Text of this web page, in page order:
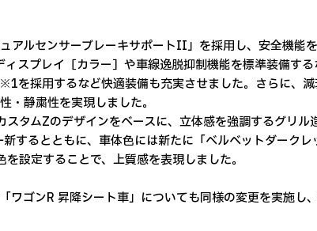
アルセンサーブレーキサポートII」を採用し、安全機能
スプレイ［カラー］や車線逸脱抑制機能を標準装備する
を採用するなど快適装備も充実させました。さらに、
・静粛性を実現しました。
タムZのデザインをベースに、立体感を強調するグリル
するとともに、車体色には新たに「ベルベットダークレ
設定することで、上質感を表現しました。
ワゴンR 昇降シート車」についても同様の変更を実施し